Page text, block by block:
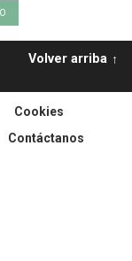
Volver arriba
Cookies
Contáctanos